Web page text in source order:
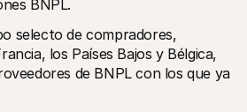
BNPL.
selecto de compradores,
los Países Bajos y Bélgica,
de BNPL con los que ya